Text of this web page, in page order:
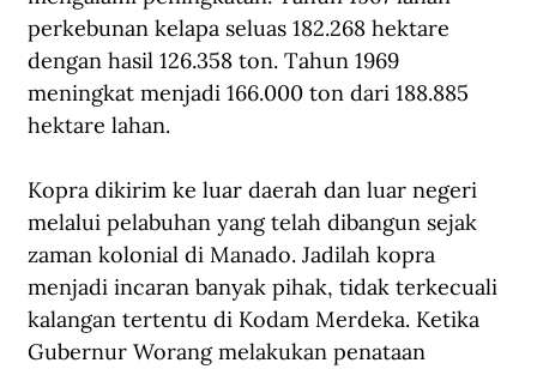
perkebunan kelapa seluas 182.268 hektare
dengan hasil 126.358 ton. Tahun 1969
meningkat menjadi 166.000 ton dari 188.885
hektare lahan.
Kopra dikirim ke luar daerah dan luar negeri
melalui pelabuhan yang telah dibangun sejak
zaman kolonial di Manado. Jadilah kopra
menjadi incaran banyak pihak, tidak terkecuali
kalangan tertentu di Kodam Merdeka. Ketika
Gubernur Worang melakukan penataan